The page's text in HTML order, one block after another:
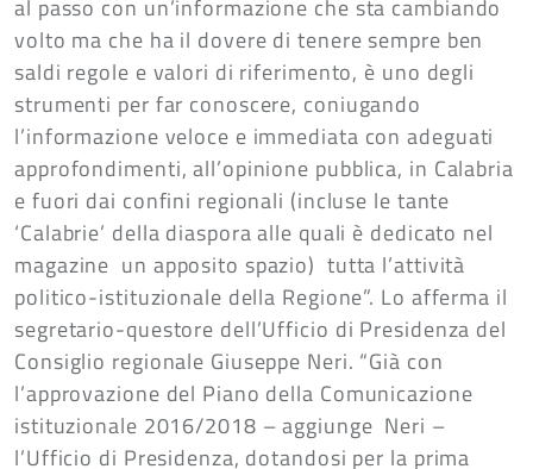
al passo con un’informazione che sta cambiando
volto ma che ha il dovere di tenere sempre ben
saldi regole e valori di riferimento, è uno degli
strumenti per far conoscere, coniugando
l’informazione veloce e immediata con adeguati
approfondimenti, all’opinione pubblica, in Calabria
e fuori dai confini regionali (incluse le tante
‘Calabrie’ della diaspora alle quali è dedicato nel
magazine un apposito spazio) tutta l’attività
politico-istituzionale della Regione”. Lo afferma il
segretario-questore dell’Ufficio di Presidenza del
Consiglio regionale Giuseppe Neri. “Già con
l’approvazione del Piano della Comunicazione
istituzionale 2016/2018 – aggiunge Neri –
l’Ufficio di Presidenza, dotandosi per la prima